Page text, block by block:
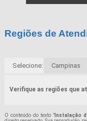
Regiões de
Selecione: Campinas
Verifique as regiões que
O conteúdo do texto " Instalação